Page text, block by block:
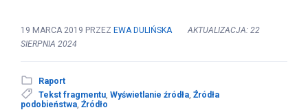
19 MARCA 2019 PRZEZ EWA DULIŃSKA
AKTUALIZACJA: 22
SIERPNIA 2024
Raport
Tekst fragmentu Wyświetlanie źródła Źródła
podobieństwa Źródło